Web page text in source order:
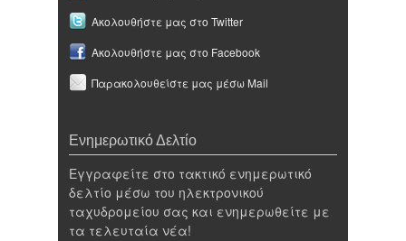
Ακολουθήστε μας στο Twitter
Ακολουθήστε μας στο Facebook
Παρακολουθείστε μας μέσω Mail
Ενημερωτικό Δελτίο
Εγγραφείτε στο τακτικό ενημερωτικό
δελτίο μέσω του ηλεκτρονικού
ταχυδρομείου σας και ενημερωθείτε με
τα τελευταία νέα!